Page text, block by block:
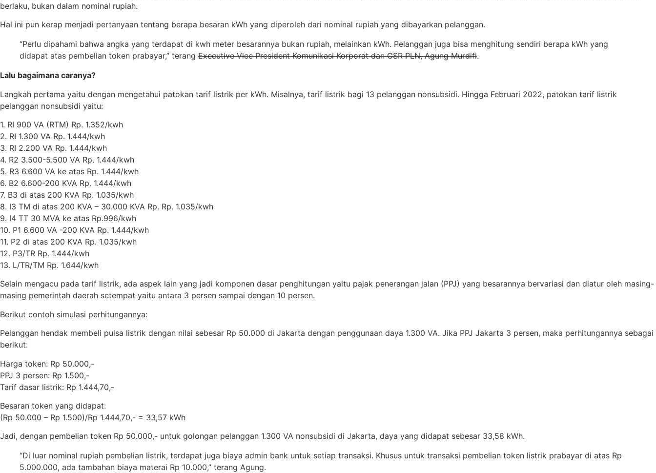
berlaku, bukan dalam nominal rupiah.
Hal ini pun kerap menjadi pertanyaan tentang berapa besaran kWh yang diperoleh dari nominal rupiah yang dibayarkan pelanggan.
“Perlu dipahami bahwa angka yang terdapat di kwh meter besarannya bukan rupiah, melainkan kWh. Pelanggan juga bisa menghitung sendiri berapa kWh yang
didapat atas pembelian token prabayar,” terang Executive Vice President Komunikasi Korporat dan CSR PLN, Agung Murdifi.
Lalu bagaimana caranya?
Langkah pertama yaitu dengan mengetahui patokan tarif listrik per kWh. Misalnya, tarif listrik bagi 13 pelanggan nonsubsidi. Hingga Februari 2022, patokan tarif listrik
pelanggan nonsubsidi yaitu:
1. RI 900 VA (RTM) Rp. 1.352/kwh
2. RI 1.300 VA Rp. 1.444/kwh
3. RI 2.200 VA Rp. 1.444/kwh
4. R2 3.500-5.500 VA Rp. 1.444/kwh
5. R3 6.600 VA ke atas Rp. 1.444/kwh
6. B2 6.600-200 KVA Rp. 1.444/kwh
7. B3 di atas 200 KVA Rp. 1.035/kwh
8. I3 TM di atas 200 KVA – 30.000 KVA Rp. Rp. 1.035/kwh
9. I4 TT 30 MVA ke atas Rp.996/kwh
10. P1 6.600 VA -200 KVA Rp. 1.444/kwh
11. P2 di atas 200 KVA Rp. 1.035/kwh
12. P3/TR Rp. 1.444/kwh
13. L/TR/TM Rp. 1.644/kwh
Selain mengacu pada tarif listrik, ada aspek lain yang jadi komponen dasar penghitungan yaitu pajak penerangan jalan (PPJ) yang besarannya bervariasi dan diatur oleh masing-
masing pemerintah daerah setempat yaitu antara 3 persen sampai dengan 10 persen.
Berikut contoh simulasi perhitungannya:
Pelanggan hendak membeli pulsa listrik dengan nilai sebesar Rp 50.000 di Jakarta dengan penggunaan daya 1.300 VA. Jika PPJ Jakarta 3 persen, maka perhitungannya sebagai
berikut:
Harga token: Rp 50.000,-
PPJ 3 persen: Rp 1.500,-
Tarif dasar listrik: Rp 1.444,70,-
Besaran token yang didapat:
(Rp 50.000 – Rp 1.500)/Rp 1.444,70,- = 33,57 kWh
Jadi, dengan pembelian token Rp 50.000,- untuk golongan pelanggan 1.300 VA nonsubsidi di Jakarta, daya yang didapat sebesar 33,58 kWh.
“Di luar nominal rupiah pembelian listrik, terdapat juga biaya admin bank untuk setiap transaksi. Khusus untuk transaksi pembelian token listrik prabayar di atas Rp
5.000.000, ada tambahan biaya materai Rp 10.000,” terang Agung.